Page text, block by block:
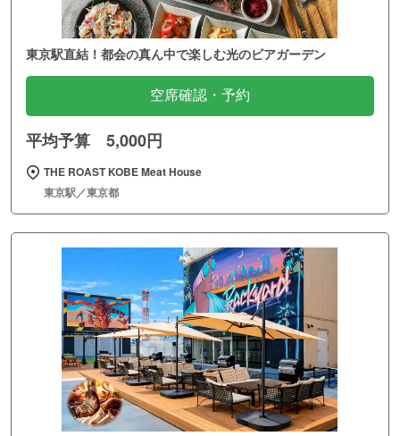
東京駅直結！都会の真ん中で楽しむ光のビアガーデン
空席確認・予約
平均予算 5,000円
THE ROAST KOBE Meat House
東京駅／東京都